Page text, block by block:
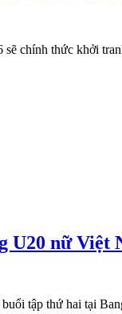
chính thức khởi
U20 nữ Việt
tập thứ hai tại